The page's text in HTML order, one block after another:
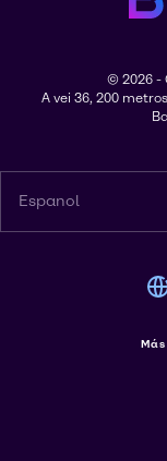
© 2026 -
A vei 36, 200
Espanol